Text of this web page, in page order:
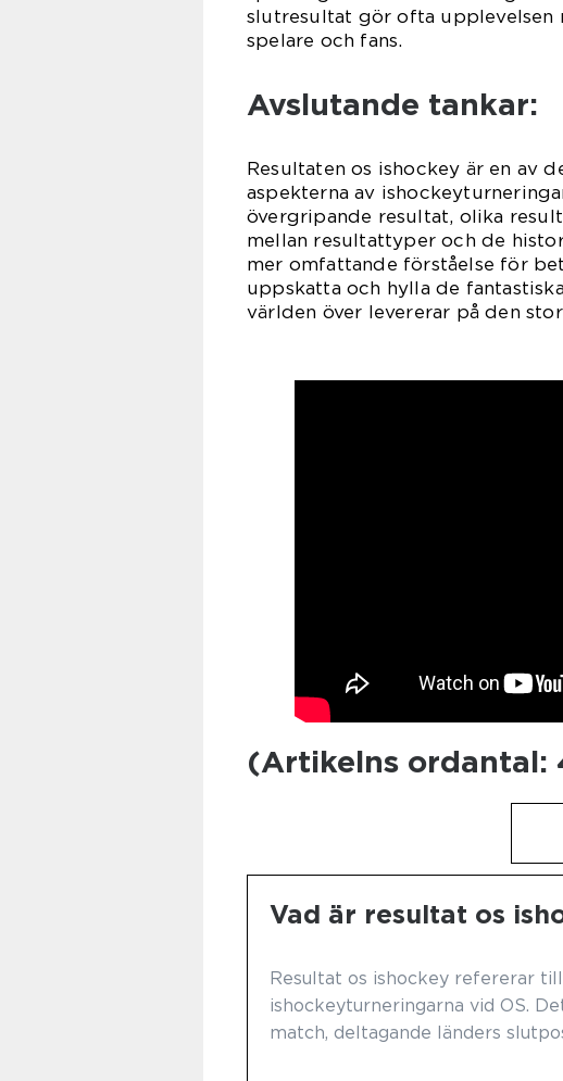
slutresultat gör ofta upplevelsen
spelare och fans.
Avslutande tankar:
Resultaten os ishockey är en av
aspekterna av
övergripande resultat, olika
mellan resultattyper och de
mer omfattande förståelse för
uppskatta och hylla de
världen över levererar på den
(Artikelns ordantal:
Vad är resultat os
Resultat os ishockey refererar
ishockeyturneringarna vid OS.
match, deltagande länders